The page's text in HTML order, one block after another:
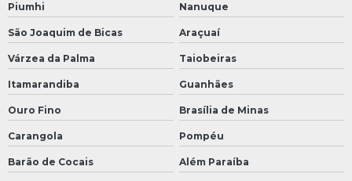
Piumhi Nanuque
São Joaquim de Bicas Araçuaí
Várzea da Palma Taiobeiras
Itamarandiba Guanhães
Ouro Fino Brasília de Minas
Carangola Pompéu
Barão de Cocais Além Paraíba